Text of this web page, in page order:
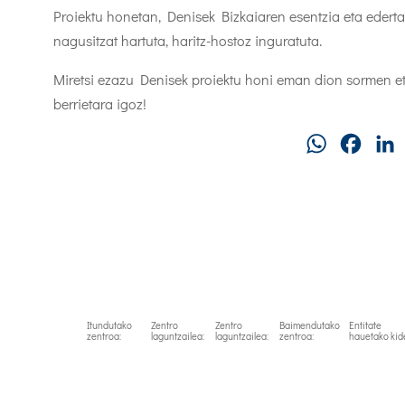
Proiektu honetan, Denisek Bizkaiaren esentzia eta
nagusitzat hartuta, haritz-hostoz inguratuta.
Miretsi ezazu Denisek proiektu honi eman dion sormen
berrietara igoz!
WhatsApp
Itundutako
zentroa:
Zentro
laguntzailea:
Zentro
laguntzailea:
Baimendutako
zentroa:
Entitate
hauetako